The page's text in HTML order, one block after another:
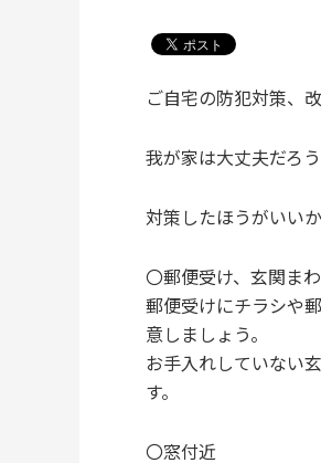
ご自宅の防犯対策、
我が家は大丈夫だろ
対策したほうがいい
〇郵便受け、玄関ま
郵便受けにチラシや
意しましょう。
お手入れしていない
す。
〇窓付近